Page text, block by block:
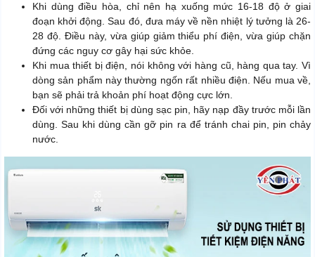
Khi dùng điều hòa, chỉ nên hạ xuống mức 16-18 độ ở giai
đoạn khởi động. Sau đó, đưa máy về nền nhiệt lý tưởng là 26-
28 độ. Điều này, vừa giúp giảm thiểu phí điện, vừa giúp chặn
đứng các nguy cơ gây hại sức khỏe.
Khi mua thiết bị điện, nói không với hàng cũ, hàng qua tay. Vì
dòng sản phẩm này thường ngốn rất nhiều điện. Nếu mua về,
bạn sẽ phải trả khoản phí hoạt động cực lớn.
Đối với những thiết bị dùng sạc pin, hãy nạp đầy trước mỗi lần
dùng. Sau khi dùng cần gỡ pin ra để tránh chai pin, pin chảy
nước.